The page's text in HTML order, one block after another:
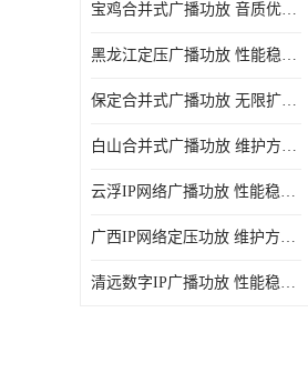
宝鸡合并式广播功放 音质优美清晰 维护方便
黑龙江定压广播功放 性能稳定 无限扩容
保定合并式广播功放 无限扩容 设计结构简单
白山合并式广播功放 维护方便 多应用于公共场合
云浮IP网络广播功放 性能稳定 设计结构简单
广西IP网络定压功放 维护方便 多应用于公共场合
清远数字IP广播功放 性能稳定 传输距离远